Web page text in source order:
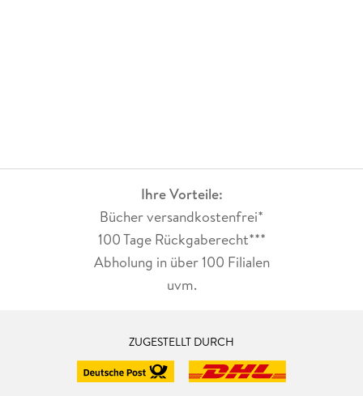
Ihre Vorteile:
Bücher versandkostenfrei*
100 Tage Rückgaberecht***
Abholung in über 100 Filialen
uvm.
ZUGESTELLT DURCH